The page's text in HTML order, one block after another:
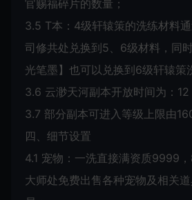
官赐福碎片的数量；
3.5 T本：4级轩辕策的洗练材料
司修共处兑换到5、6级材料，同
光笔墨】也可以兑换到6级轩辕策
3.6 云渺天河副本开放时间为：
3.7 部分副本可进入等级上限由
四、细节设置
4.1 宠物：一洗直接满资质9999
大师处免费出售各种宠物及相关